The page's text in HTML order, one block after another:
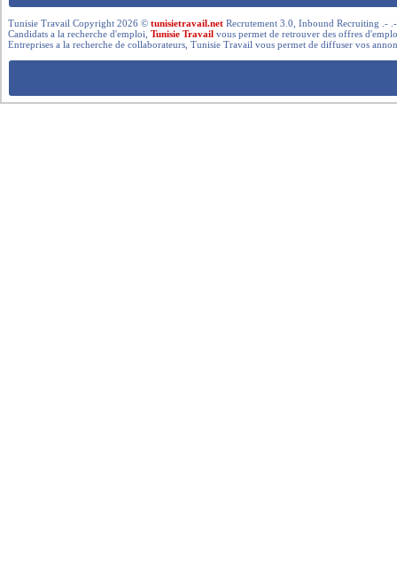
Tunisie Travail Copyright 2026 ©tunisietravail.net Recrutement 3.0, Inbound Recruiting .-
Candidats a la recherche d'emploi,Tunisie Travail vous permet de retrouver des offres
Entreprises a la recherche de collaborateurs, Tunisie Travail vous permet de diffuser vos